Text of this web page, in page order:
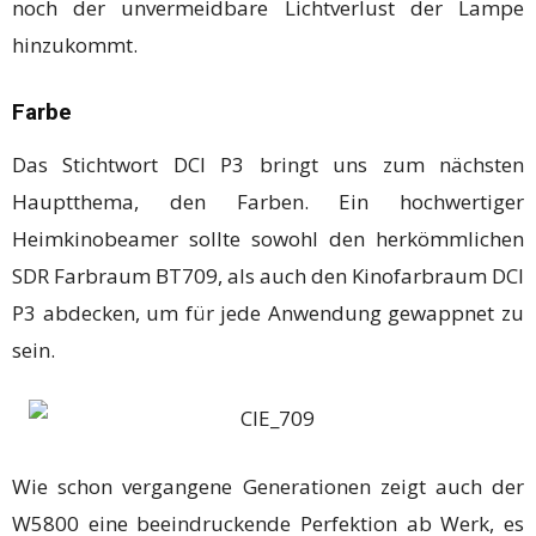
noch der unvermeidbare Lichtverlust der Lampe
hinzukommt.
Farbe
Das Stichtwort DCI P3 bringt uns zum nächsten
Hauptthema, den Farben. Ein hochwertiger
Heimkinobeamer sollte sowohl den herkömmlichen
SDR Farbraum BT709, als auch den Kinofarbraum DCI
P3 abdecken, um für jede Anwendung gewappnet zu
sein.
Wie schon vergangene Generationen zeigt auch der
W5800 eine beeindruckende Perfektion ab Werk, es